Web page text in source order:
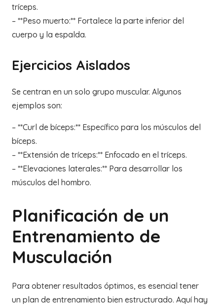
tríceps.
– **Peso muerto:** Fortalece la parte inferior del
cuerpo y la espalda.
Ejercicios Aislados
Se centran en un solo grupo muscular. Algunos
ejemplos son:
– **Curl de bíceps:** Específico para los músculos del
bíceps.
– **Extensión de tríceps:** Enfocado en el tríceps.
– **Elevaciones laterales:** Para desarrollar los
músculos del hombro.
Planificación de un
Entrenamiento de
Musculación
Para obtener resultados óptimos, es esencial tener
un plan de entrenamiento bien estructurado. Aquí hay